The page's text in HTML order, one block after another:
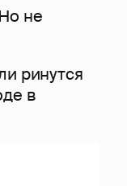
не
ринутся
в